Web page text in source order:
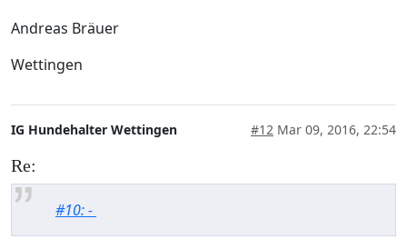
Andreas Bräuer
Wettingen
IG Hundehalter Wettingen #12 Mar 09, 2016, 22:54
Re:
#10: -